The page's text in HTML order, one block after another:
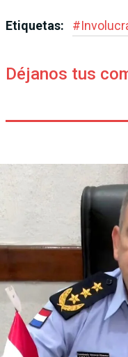
Etiquetas: #
Déjanos tus